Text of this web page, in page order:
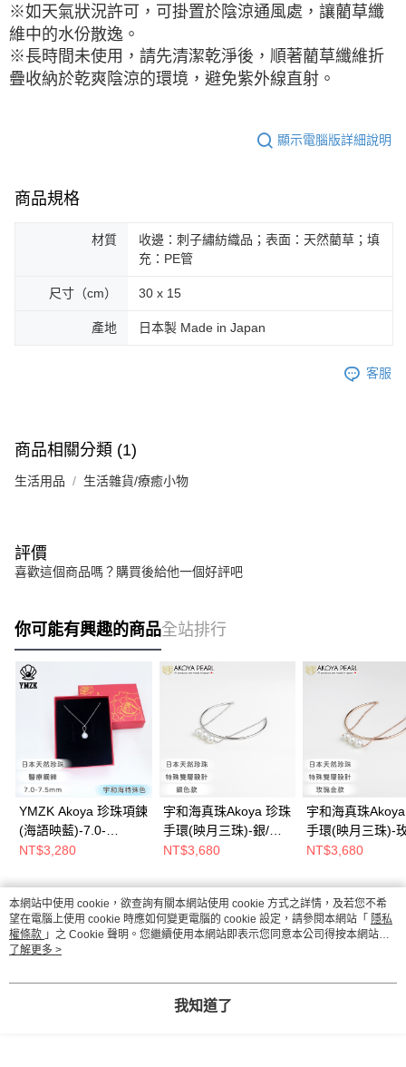
※如天氣狀況許可，可掛置於陰涼通風處，讓藺草纖
維中的水份散逸。
※長時間未使用，請先清潔乾淨後，順著藺草纖維折
疊收納於乾爽陰涼的環境，避免紫外線直射。
顯示電腦版詳細說明
商品規格
材質
收邊：刺子繡紡織品；表面：天然藺草；填
充：PE管
尺寸（cm） 30 x 15
產地 日本製 Made in Japan
客服
商品相關分類 (1)
生活用品 生活雜貨/療癒小物
評價
喜歡這個商品嗎？購買後給他一個好評吧
你可能有興趣的商品全站排行
YMZK Akoya 珍珠項鍊
(海語映藍)-7.0-
7.5mm/Natural Blue/
項鍊
NT$3,280
宇和海真珠Akoya 珍珠
手環(映月三珠)-銀/日
本珍珠手鍊/女生手鍊/
NT$3,680
宇和海真珠
手環(映月三珠)-
金/日本珍珠手鍊/
NT$3,680
熱門標籤
本網站中使用 cookie，欲查詢有關本網站使用 cookie 方式之詳情，及若您不希
望在電腦上使用 cookie 時應如何變更電腦的 cookie 設定，請參閱本網站「 隱私
權條款 」之 Cookie 聲明。您繼續使用本網站即表示您同意本公司得按本網站使
用條款之 Cookie 聲明使用 cookie。
了解更多 >
我知道了